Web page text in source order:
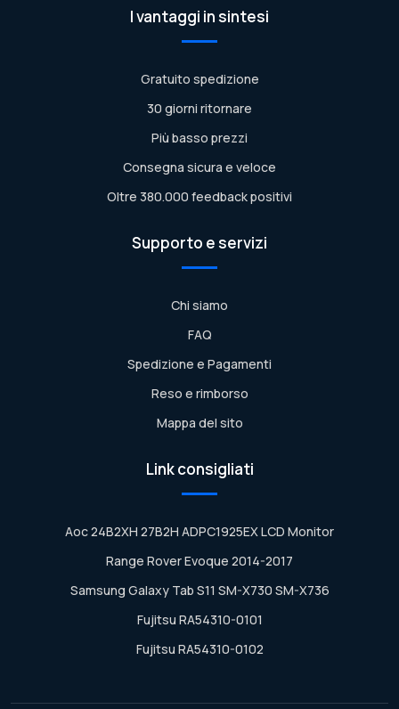
I vantaggi in sintesi
Gratuito spedizione
30 giorni ritornare
Più basso prezzi
Consegna sicura e veloce
Oltre 380.000 feedback positivi
Supporto e servizi
Chi siamo
FAQ
Spedizione e Pagamenti
Reso e rimborso
Mappa del sito
Link consigliati
Aoc 24B2XH 27B2H ADPC1925EX LCD Monitor
Range Rover Evoque 2014-2017
Samsung Galaxy Tab S11 SM-X730 SM-X736
Fujitsu RA54310-0101
Fujitsu RA54310-0102